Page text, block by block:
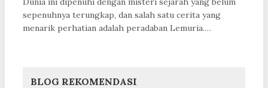
sepenuhnya terungkap, dan salah satu cerita yang
menarik perhatian adalah peradaban Lemuria.…
BLOG REKOMENDASI